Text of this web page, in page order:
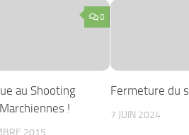
0
au Shooting
!
2015
Fermeture du
7 JUIN 2024